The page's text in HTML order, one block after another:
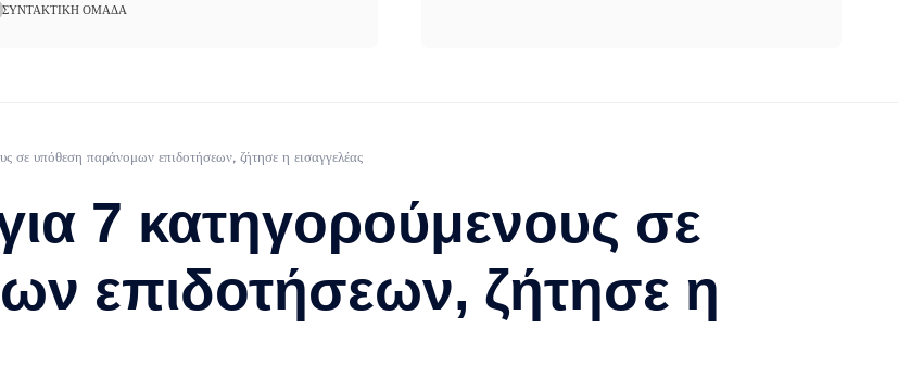
ΣΥΝΤΑΚΤΙΚΉ ΟΜΆΔΑ
υπόθεση παράνομων επιδοτήσεων, ζήτησε η εισαγγελέας
7 κατηγορούμενους σε
επιδοτήσεων, ζήτησε η